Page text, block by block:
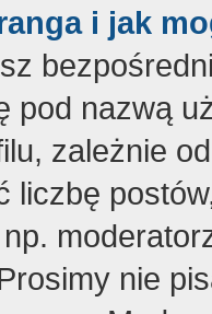
i jak
pod nazwą
zależnie
liczbę
nie